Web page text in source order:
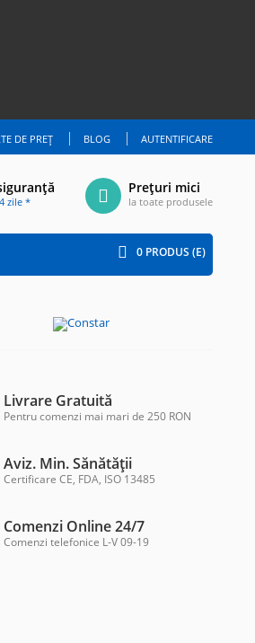
DE PREȚ BLOG AUTENTIFICARE
zile *
Prețuri mici
la toate produsele
0 PRODUS (E)
Livrare Gratuită
Pentru comenzi mai mari de 250 RON
Aviz. Min. Sănătății
Certificare CE, FDA, ISO 13485
Comenzi Online 24/7
Comenzi telefonice L-V 09-19